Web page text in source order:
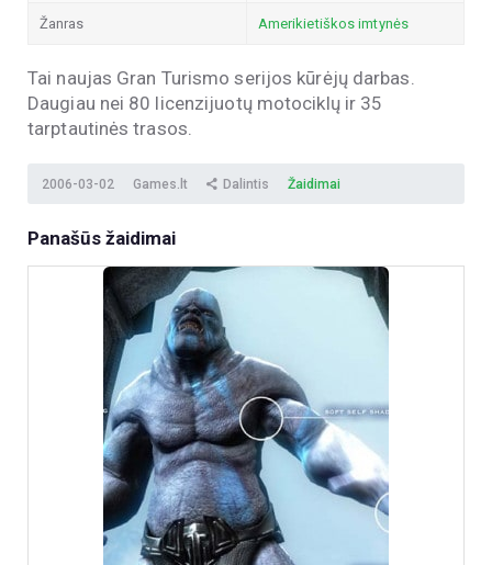
Žanras Amerikietiškos imtynės
Tai naujas Gran Turismo serijos kūrėjų darbas.
Daugiau nei 80 licenzijuotų motociklų ir 35
tarptautinės trasos.
2006-03-02 Games.lt Dalintis Žaidimai
Panašūs žaidimai